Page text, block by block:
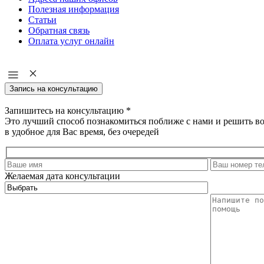
Полезная информация
Статьи
Обратная связь
Оплата услуг онлайн
Запись на консультацию
Запишитесь на консультацию *
Это лучший способ познакомиться поближе с нами и решить
в удобное для Вас время, без очередей
Желаемая дата консультации